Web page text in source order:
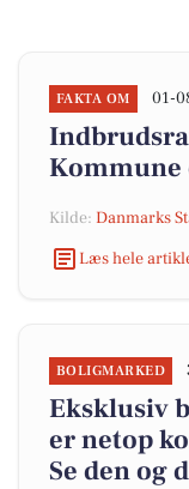
FAKTA OM 01-
Kommune
Kilde: Danmarks
Læs hele
BOLIGMARKED
Eksklusiv
er netop
Se den og